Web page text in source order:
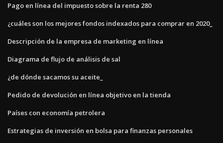
Pago en línea del impuesto sobre la renta 280
¿cuáles son los mejores fondos indexados para comprar en 2020_
Descripción de la empresa de marketing en línea
Diagrama de flujo de análisis de sal
¿de dónde sacamos su aceite_
Pedido de devolución en línea objetivo en la tienda
Países con economía petrolera
Estrategias de inversión en bolsa para finanzas personales